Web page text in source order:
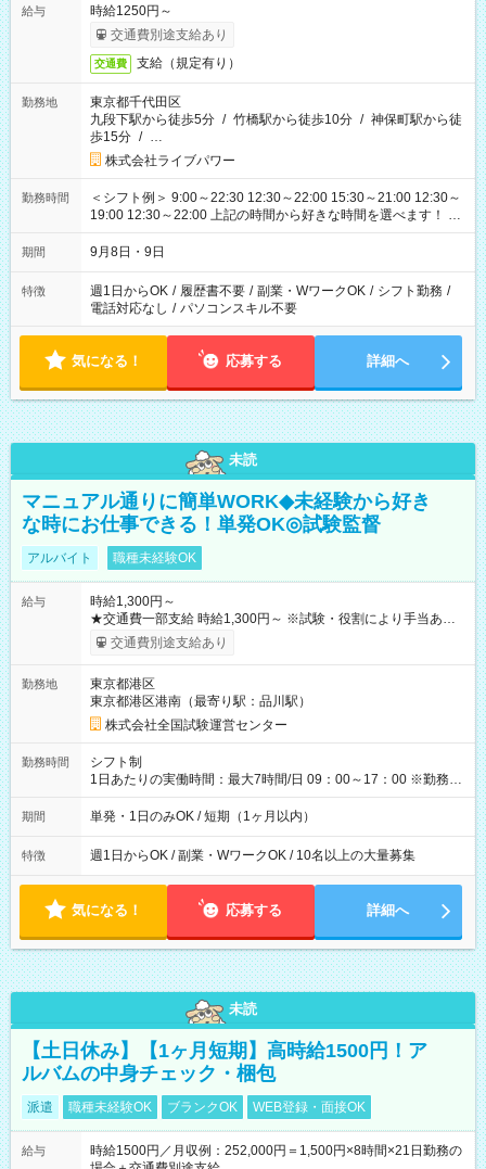
給与
時給1250円～
交通費別途支給あり
交通費 支給（規定有り）
勤務地
東京都千代田区
九段下駅から徒歩5分 / 竹橋駅から徒歩10分 / 神保町駅から徒
歩15分 / …
株式会社ライブパワー
勤務時間
＜シフト例＞ 9:00～22:30 12:30～22:00 15:30～21:00 12:30～
19:00 12:30～22:00 上記の時間から好きな時間を選べます！ ※
時間は変更となる可能性があります
期間 9月8日・9日
特徴 週1日からOK / 履歴書不要 / 副業・WワークOK / シフト勤務 /
電話対応なし / パソコンスキル不要
気になる！ 応募する 詳細へ
未読
マニュアル通りに簡単WORK◆未経験から好き
な時にお仕事できる！単発OK◎試験監督
アルバイト 職種未経験OK
給与
時給1,300円～
★交通費一部支給 時給1,300円～ ※試験・役割により手当あり
※勤務回数により昇給あり 【即給（前払い）オプションあ
り！】 希望される場合、勤務から1週間ほどで給与の一部を受け
例】 ・河合塾模擬試験 8:30～17:30（休憩1時間） 時給1,300円
×8時間＝日収10,400円＋交通費 ※当日の役割により時給＋100
円の場合あり ・国家試験 7:00～13:30（休憩なし） 時給1,300
円（役割手当＋100円）×6時間＝日収8,400円＋交通費 【試用期
間】試用期間なし
交通費別途支給あり
勤務地
東京都港区
東京都港区港南（最寄り駅：品川駅）
株式会社全国試験運営センター
勤務時間
シフト制
1日あたりの実働時間：最大7時間/日 09：00～17：00 ※勤務時
間は 試験により異なります。
期間 単発・1日のみOK / 短期（1ヶ月以内）
特徴 週1日からOK / 副業・WワークOK / 10名以上の大量募集
気になる！ 応募する 詳細へ
未読
【土日休み】【1ヶ月短期】高時給1500円！ア
ルバムの中身チェック・梱包
派遣 職種未経験OK ブランクOK WEB登録・面接OK
給与
時給1500円／月収例：252,000円＝1,500円×8時間×21日勤務の